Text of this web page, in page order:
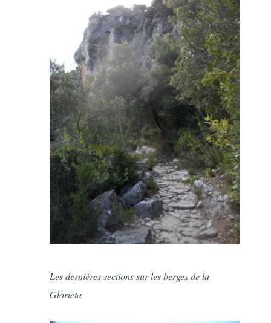
Les dernières sections sur les berges de la
Glorieta